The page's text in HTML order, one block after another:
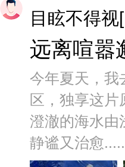
目眩不得
远离喧嚣
今年夏天，我
区，独享这
澄澈的海水由
静谧又治愈